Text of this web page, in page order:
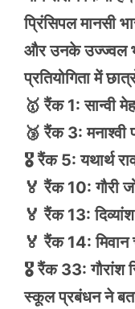
प्रिंसिपल मानसी
और उनके उज्ज्वल
प्रतियोगिता में
🥇 रैंक 1: सान्वी
🥉 रैंक 3: मनाश्वी
🎖️ रैंक 5: यथार्थ
🏅 रैंक 10: गौरी
🏅 रैंक 13:
🏅 रैंक 14: मिवान
🎖️ रैंक 33: गौरांश
स्कूल प्रबंधन ने